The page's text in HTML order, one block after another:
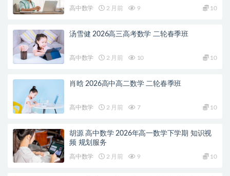
高中数学 2 月前 9 10
汤雪健 2026高三高考数学 二轮春季班
高中数学 2 月前 10 10
肖晗 2026高中高二数学 二轮春季班
高中数学 2 月前 7 10
胡源 高中数学 2026年高一数学下学期 知识视
频 规划服务
高中数学 2 月前 9 10